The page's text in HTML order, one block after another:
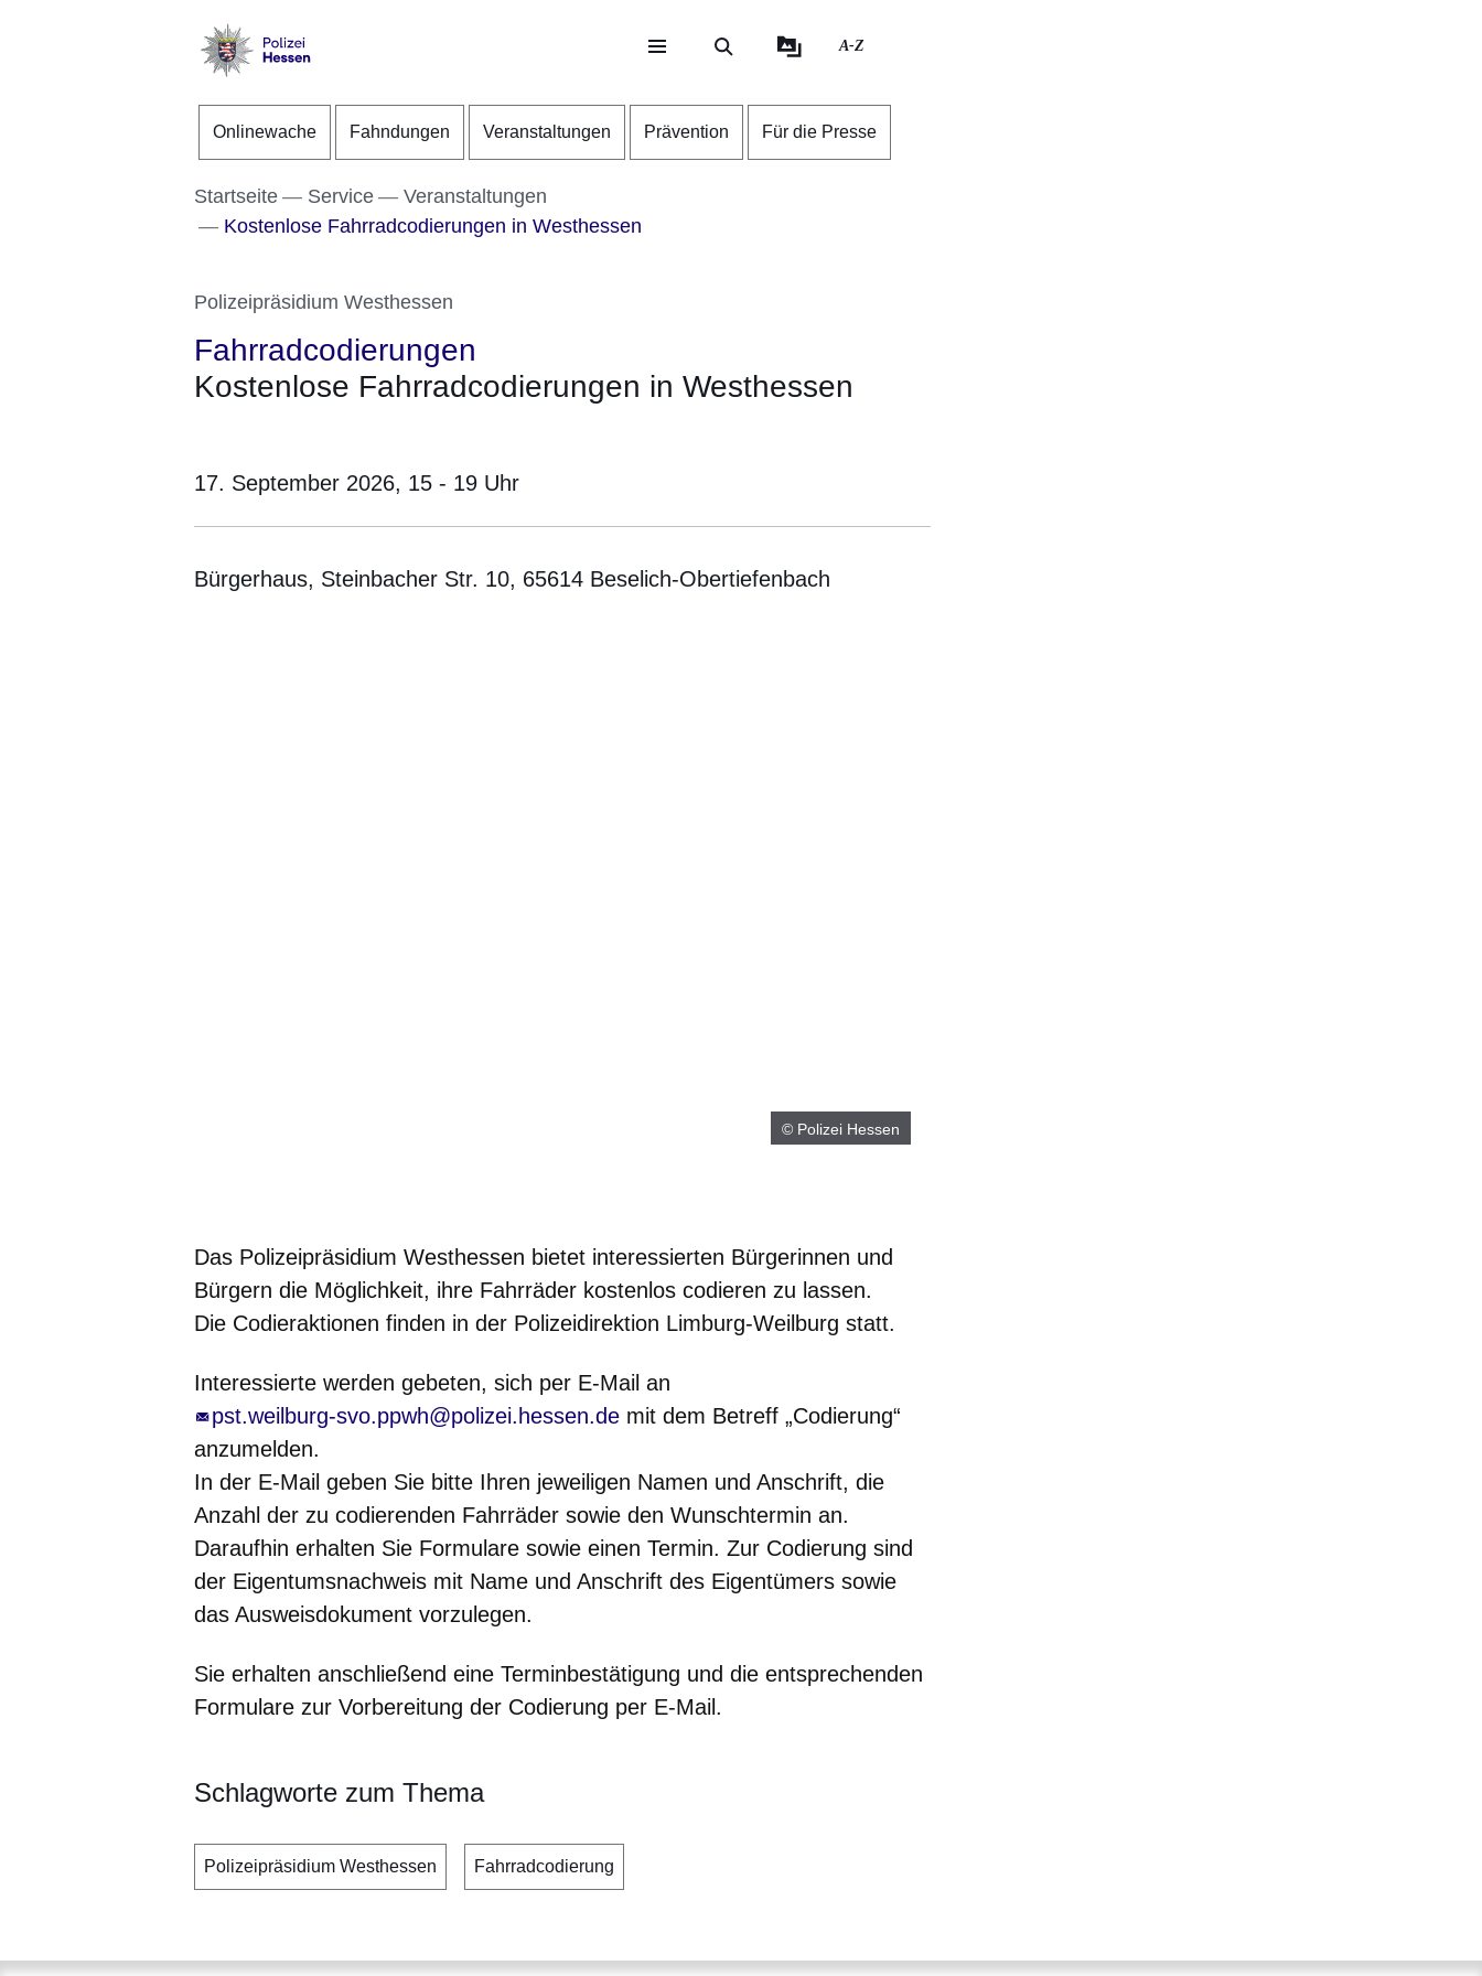
Direkt zum Kopf der Seite
Direkt zum Inhalt
Direkt zum Fuß der Seite
Hessen
A-Z
Onlinewache Fahndungen Veranstaltungen Prävention Für die Presse
Startseite Service
Veranstaltungen
Kostenlose Fahrradcodierungen in Westhessen
Polizeipräsidium Westhessen
Fahrradcodierungen
Kostenlose Fahrradcodierungen in Westhessen
17. September 2026, 15 - 19 Uhr
Bürgerhaus, Steinbacher Str. 10, 65614 Beselich-Obertiefenbach
© Polizei Hessen
Das Polizeipräsidium Westhessen bietet interessierten Bürgerinnen und
Bürgern die Möglichkeit, ihre Fahrräder kostenlos codieren zu lassen.
Die Codieraktionen finden in der Polizeidirektion Limburg-Weilburg statt.
Interessierte werden gebeten, sich per E-Mail an
pst.weilburg-svo.ppwh@polizei.hessen.de mit dem Betreff „Codierung“
anzumelden.
In der E-Mail geben Sie bitte Ihren jeweiligen Namen und Anschrift, die
Anzahl der zu codierenden Fahrräder sowie den Wunschtermin an.
Daraufhin erhalten Sie Formulare sowie einen Termin. Zur Codierung sind
der Eigentumsnachweis mit Name und Anschrift des Eigentümers sowie
das Ausweisdokument vorzulegen.
Sie erhalten anschließend eine Terminbestätigung und die entsprechenden
Formulare zur Vorbereitung der Codierung per E-Mail.
Schlagworte zum Thema
Polizeipräsidium Westhessen Fahrradcodierung